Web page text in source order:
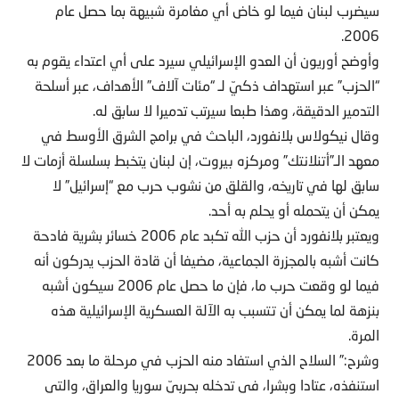
سيضرب لبنان فيما لو خاض أي مغامرة شبيهة بما حصل عام
2006.
وأوضح أوريون أن العدو الإسرائيلي سيرد على أي اعتداء يقوم به
“الحزب” عبر استهداف ذكيّ لـ “مئات آلاف” الأهداف، عبر أسلحة
التدمير الدقيقة، وهذا طبعا سيرتب تدميرا لا سابق له.
وقال نيكولاس بلانفورد، الباحث في برامج الشرق الأوسط في
معهد الـ”أتنلانتك” ومركزه بيروت، إن لبنان يتخبط بسلسلة أزمات لا
سابق لها في تاريخه، والقلق من نشوب حرب مع “إسرائيل” لا
يمكن أن يتحمله أو يحلم به أحد.
ويعتبر بلانفورد أن حزب الله تكبد عام 2006 خسائر بشرية فادحة
كانت أشبه بالمجزرة الجماعية، مضيفا أن قادة الحزب يدركون أنه
فيما لو وقعت حرب ما، فإن ما حصل عام 2006 سيكون أشبه
بنزهة لما يمكن أن تتسبب به الآلة العسكرية الإسرائيلية هذه
المرة.
وشرح:” السلاح الذي استفاد منه الحزب في مرحلة ما بعد 2006
استنفذه، عتادا وبشرا، في تدخله بحربيّ سوريا والعراق، والتي